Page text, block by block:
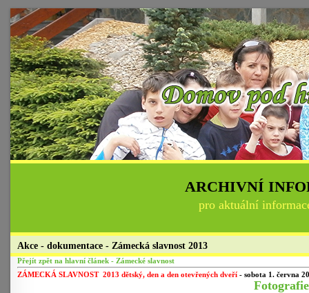
ARCHIVNÍ
pro aktuální
Akce - dokumentace - Zámecká slavnost 2013
Přejít zpět na hlavní článek - Zámecké slavnost
ZÁMECKÁ SLAVNOST 2013 dětský, den a den otevřených dveří - sobota 1. června